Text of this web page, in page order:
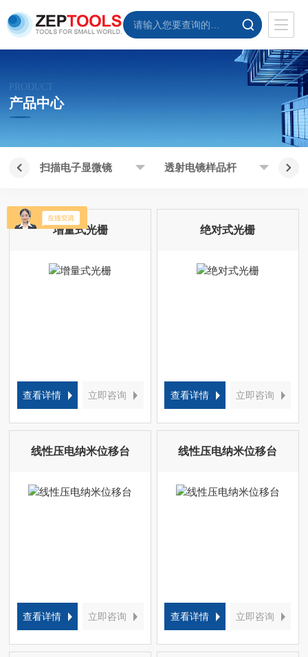
PRODUCT
产品中心
扫描电子显微镜 透射电镜样品杆
增量式光栅
查看详情 立即咨询
绝对式光栅
查看详情 立即咨询
线性压电纳米位移台
查看详情 立即咨询
线性压电纳米位移台
查看详情 立即咨询